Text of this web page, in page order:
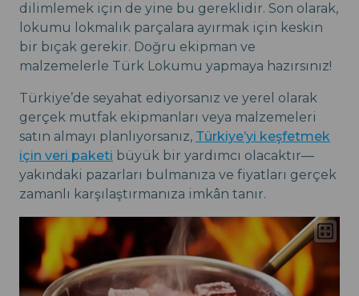
dilimlemek için de yine bu gereklidir. Son olarak,
lokumu lokmalık parçalara ayırmak için keskin
bir bıçak gerekir. Doğru ekipman ve
malzemelerle Türk Lokumu yapmaya hazırsınız!
Türkiye’de seyahat ediyorsanız ve yerel olarak
gerçek mutfak ekipmanları veya malzemeleri
satın almayı planlıyorsanız, Türkiye’yi keşfetmek
için veri paketi büyük bir yardımcı olacaktır—
yakındaki pazarları bulmanıza ve fiyatları gerçek
zamanlı karşılaştırmanıza imkân tanır.